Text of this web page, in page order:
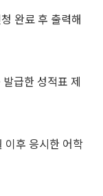
완료 후 출력해
급한 성적표 제
이후 응시한 어학